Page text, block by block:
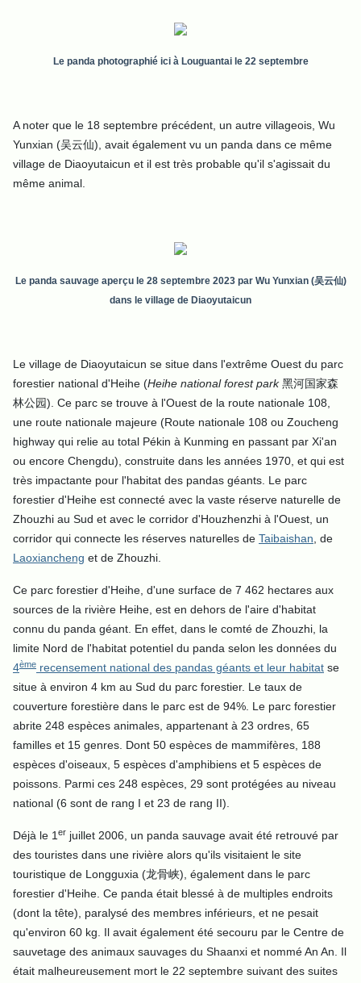
Le panda photographié ici à Louguantai le 22 septembre
A noter que le 18 septembre précédent, un autre villageois, Wu
Yunxian (吴云仙), avait également vu un panda dans ce même
village de Diaoyutaicun et il est très probable qu'il s'agissait du
même animal.
Le panda sauvage aperçu le 28 septembre 2023 par Wu Yunxian (吴云仙)
dans le village de Diaoyutaicun
Le village de Diaoyutaicun se situe dans l'extrême Ouest du parc
forestier national d'Heihe (Heihe national forest park黑河国家森
林公园). Ce parc se trouve à l'Ouest de la route nationale 108,
une route nationale majeure (Route nationale 108 ou Zoucheng
highway qui relie au total Pékin à Kunming en passant par Xi'an
ou encore Chengdu), construite dans les années 1970, et qui est
très impactante pour l'habitat des pandas géants. Le parc
forestier d'Heihe est connecté avec la vaste réserve naturelle de
Zhouzhi au Sud et avec le corridor d'Houzhenzhi à l'Ouest, un
corridor qui connecte les réserves naturelles de Taibaishan , de
Laoxiancheng et de Zhouzhi.
Ce parc forestier d'Heihe, d'une surface de 7 462 hectares aux
sources de la rivière Heihe, est en dehors de l'aire d'habitat
connu du panda géant. En effet, dans le comté de Zhouzhi, la
limite Nord de l'habitat potentiel du panda selon les données du
4ème recensement national des pandas géants et leur habitat se
situe à environ 4 km au Sud du parc forestier. Le taux de
couverture forestière dans le parc est de 94%. Le parc forestier
abrite 248 espèces animales, appartenant à 23 ordres, 65
familles et 15 genres. Dont 50 espèces de mammifères, 188
espèces d'oiseaux, 5 espèces d'amphibiens et 5 espèces de
poissons. Parmi ces 248 espèces, 29 sont protégées au niveau
national (6 sont de rang I et 23 de rang II).
Déjà le 1 er juillet 2006, un panda sauvage avait été retrouvé par
des touristes dans une rivière alors qu'ils visitaient le site
touristique de Longguxia (龙骨峡), également dans le parc
forestier d'Heihe. Ce panda était blessé à de multiples endroits
(dont la tête), paralysé des membres inférieurs, et ne pesait
qu'environ 60 kg. Il avait également été secouru par le Centre de
sauvetage des animaux sauvages du Shaanxi et nommé An An. Il
était malheureusement mort le 22 septembre suivant des suites